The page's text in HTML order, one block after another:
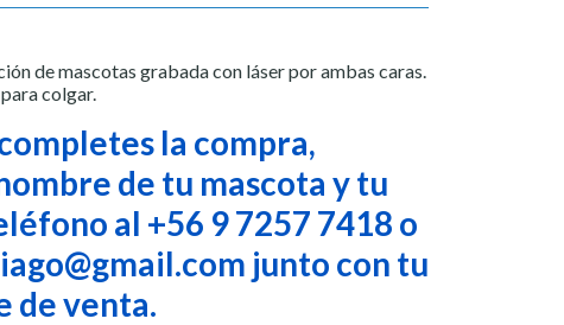
de mascotas grabada con láser por ambas caras.
colgar.
la compra,
de tu mascota y tu
al +56 9 7257 7418 o
junto con tu
de venta.